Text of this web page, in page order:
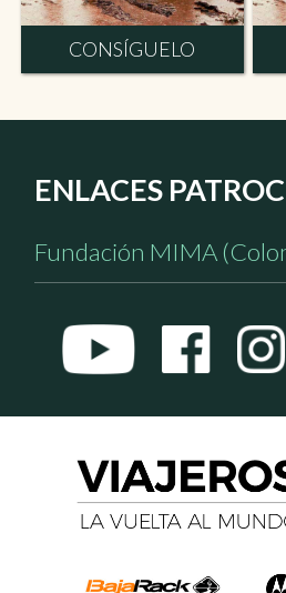
CONSÍGUELO
ENLACES
Fundación MIMA